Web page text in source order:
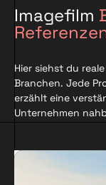
Imagefilm
Hier siehst du
Branchen. Jede
erzählt eine
Unternehmen